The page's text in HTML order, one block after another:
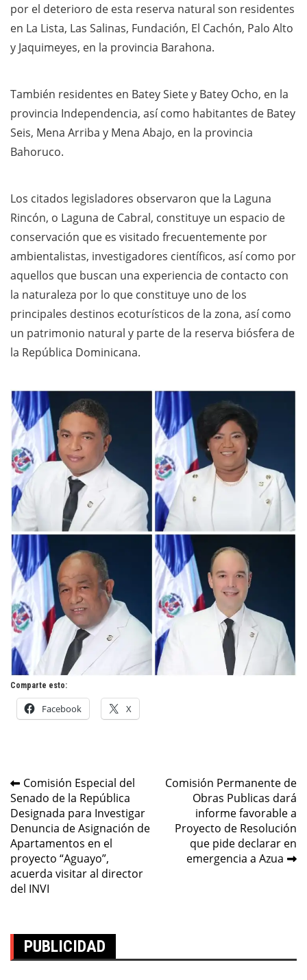
por el deterioro de esta reserva natural son residentes
en La Lista, Las Salinas, Fundación, El Cachón, Palo Alto
y Jaquimeyes, en la provincia Barahona.
También residentes en Batey Siete y Batey Ocho, en la
provincia Independencia, así como habitantes de Batey
Seis, Mena Arriba y Mena Abajo, en la provincia
Bahoruco.
Los citados legisladores observaron que la Laguna
Rincón, o Laguna de Cabral, constituye un espacio de
conservación que es visitado frecuentemente por
ambientalistas, investigadores científicos, así como por
aquellos que buscan una experiencia de contacto con
la naturaleza por lo que constituye uno de los
principales destinos ecoturísticos de la zona, así como
un patrimonio natural y parte de la reserva biósfera de
la República Dominicana.
Comparte esto:
Facebook X
Navegación
de
entradas
Comisión Especial del
Senado de la República
Designada para Investigar
Denuncia de Asignación de
Apartamentos en el
proyecto “Aguayo”,
acuerda visitar al director
del INVI
Comisión Permanente de
Obras Publicas dará
informe favorable a
Proyecto de Resolución
que pide declarar en
emergencia a Azua
PUBLICIDAD